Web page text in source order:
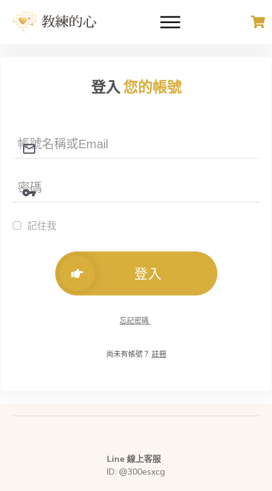
登入您的帳號
記住我
登入
忘記密碼
尚未有帳號？ 註冊
Line 線上客服
ID: @300esxcg